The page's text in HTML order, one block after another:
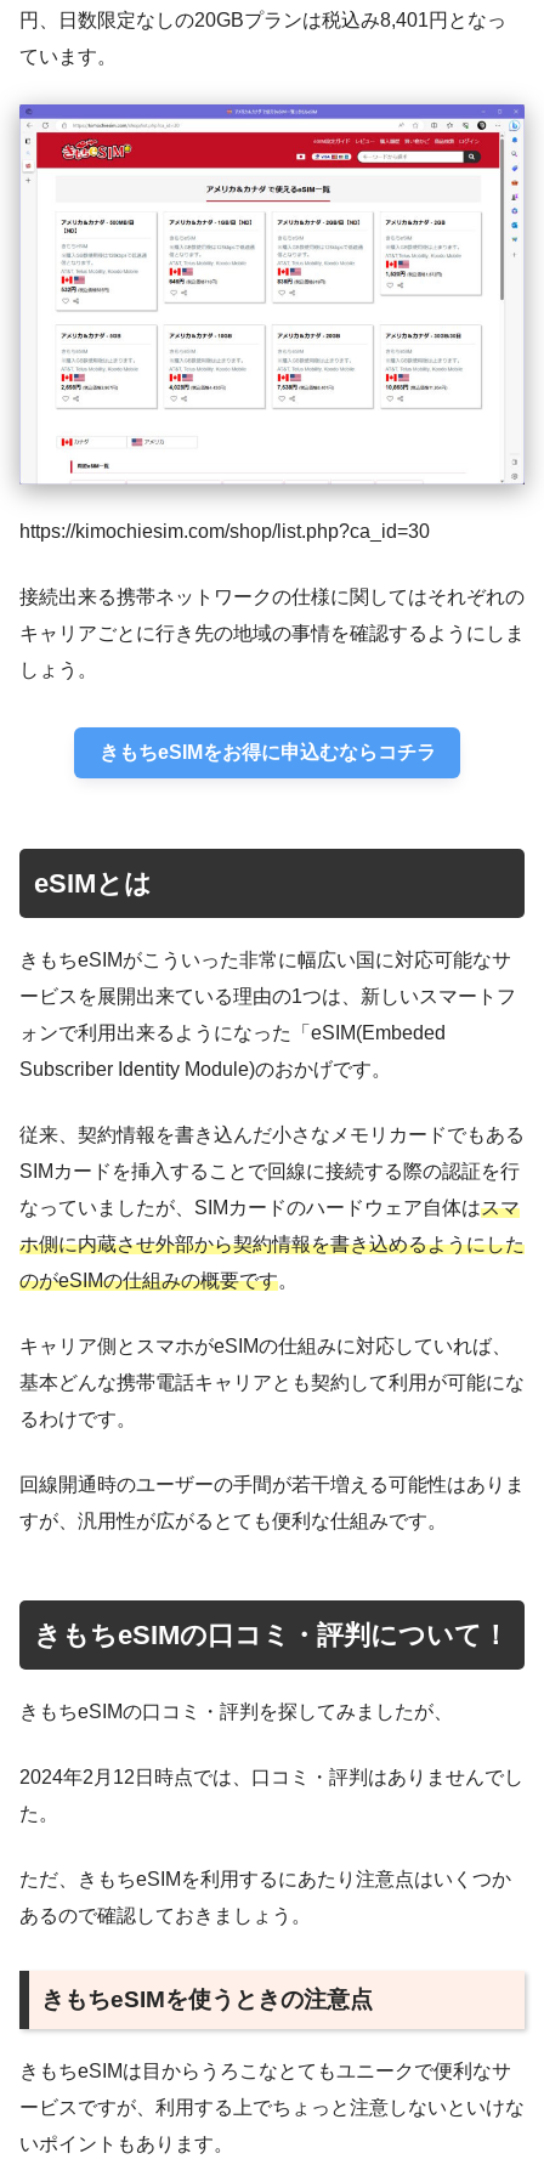
円、日数限定なしの20GBプランは税込み8,401円となっ
ています。
https://kimochiesim.com/shop/list.php?ca_id=30
接続出来る携帯ネットワークの仕様に関してはそれぞれの
キャリアごとに行き先の地域の事情を確認するようにしま
しょう。
きもちeSIMをお得に申込むならコチラ
eSIMとは
きもちeSIMがこういった非常に幅広い国に対応可能なサ
ービスを展開出来ている理由の1つは、新しいスマートフ
ォンで利用出来るようになった「eSIM(Embeded
Subscriber Identity Module)のおかげです。
従来、契約情報を書き込んだ小さなメモリカードでもある
SIMカードを挿入することで回線に接続する際の認証を行
なっていましたが、SIMカードのハードウェア自体はスマ
ホ側に内蔵させ外部から契約情報を書き込めるようにした
のがeSIMの仕組みの概要です。
キャリア側とスマホがeSIMの仕組みに対応していれば、
基本どんな携帯電話キャリアとも契約して利用が可能にな
るわけです。
回線開通時のユーザーの手間が若干増える可能性はありま
すが、汎用性が広がるとても便利な仕組みです。
きもちeSIMの口コミ・評判について！
きもちeSIMの口コミ・評判を探してみましたが、
2024年2月12日時点では、口コミ・評判はありませんでし
た。
ただ、きもちeSIMを利用するにあたり注意点はいくつか
あるので確認しておきましょう。
きもちeSIMを使うときの注意点
きもちeSIMは目からうろこなとてもユニークで便利なサ
ービスですが、利用する上でちょっと注意しないといけな
いポイントもあります。